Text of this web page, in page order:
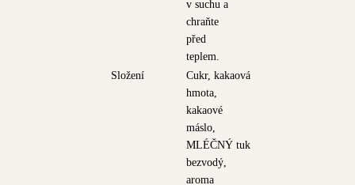
v suchu a
chraňte
před
teplem.
Složení
Cukr, kakaová
hmota,
kakaové
máslo,
MLÉČNÝ tuk
bezvodý,
aroma